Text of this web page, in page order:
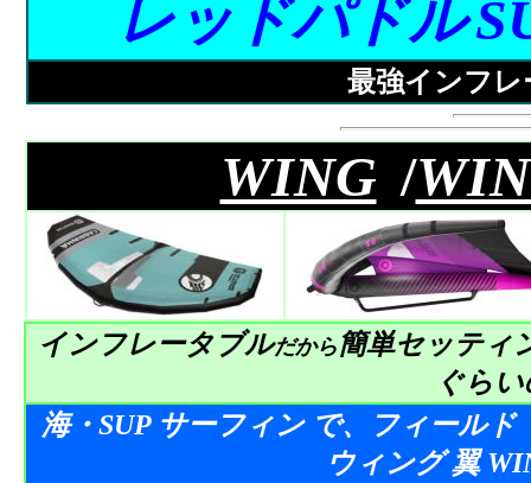
レッドパドル
最強インフ
WING /
インフレータブルだから 簡単セッティ
ぐら
海・SUP サーフィン で、フィール
ウィング 翼